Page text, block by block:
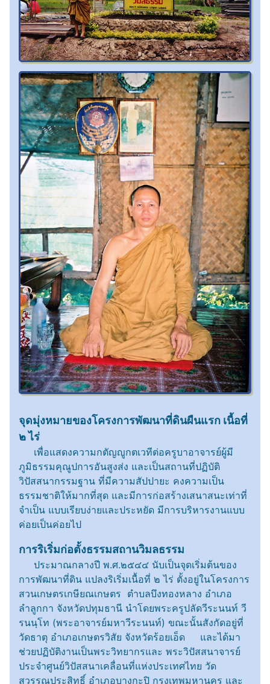
จุดมุ่งหมายของโครงการพัฒนาที่ดินผืนแรก เนื้อที่
๒ ไร่
เพื่อแสดงความกตัญญูกตเวทีต่อครูบาอาจารย์ผู้มี
ภูมิธรรมคุณูปการอันสูงส่ง และเป็นสถานที่ปฏิบัติ
วิปัสสนากรรมฐาน ที่มีความสัปปายะ คงความเป็น
ธรรมชาติให้มากที่สุด และมีการก่อสร้างเสนาสนะเท่าที่
จำเป็น แบบเรียบง่ายและประหยัด มีการบริหารงานแบบ
ค่อยเป็นค่อยไป
การริเริ่มก่อตั้งธรรมสถานวิมลธรรม
ประมาณกลางปี พ.ศ.๒๕๔๔ นับเป็นจุดเริ่มต้นของ
การพัฒนาที่ดิน แปลงริเริ่มเนื้อที่ ๒ ไร่ ตั้งอยู่ในโครงการ
สวนเกษตรเกษียณเกษตร ตำบลบึงทองหลาง อำเภอ
ลำลูกกา จังหวัดปทุมธานี นำโดยพระครูปลัดวีระนนท์ วี
รนนฺโท (พระอาจารย์มหาวีระนนท์) ขณะนั้นสังกัดอยู่ที่
วัดธาตุ อำเภอเกษตรวิสัย จังหวัดร้อยเอ็ด และได้มา
ช่วยปฏิบัติงานเป็นพระวิทยากรและ พระวิปัสสนาจารย์
ประจำศูนย์วิปัสสนาเคลื่อนที่แห่งประเทศไทย วัด
สุวรรณประสิทธิ์ อำเภอบางกะปิ กรุงเทพมหานคร และ